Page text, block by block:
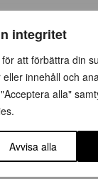
integritet
att förbättra din
innehåll och
alla"
Avvisa alla
– 28 juni)
– 19:00
– 16:00
10:00 – 16:00